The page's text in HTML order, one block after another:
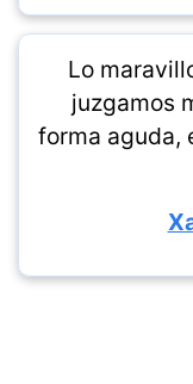
Lo
juzgamos
forma aguda,